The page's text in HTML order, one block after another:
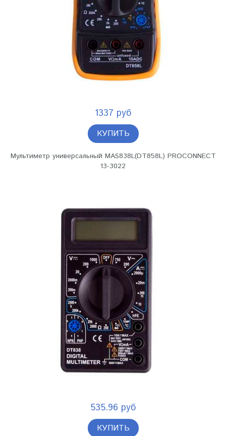
1337 руб
КУПИТЬ
Мультиметр универсальный MAS838L(DT858L) PROCONNECT
13-3022
535.96 руб
КУПИТЬ